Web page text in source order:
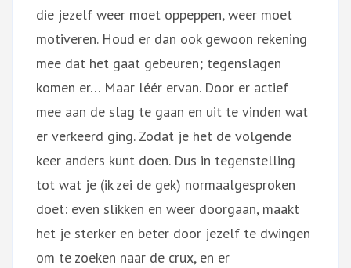
die jezelf weer moet oppeppen, weer moet
motiveren. Houd er dan ook gewoon rekening
mee dat het gaat gebeuren; tegenslagen
komen er… Maar léér ervan. Door er actief
mee aan de slag te gaan en uit te vinden wat
er verkeerd ging. Zodat je het de volgende
keer anders kunt doen. Dus in tegenstelling
tot wat je (ik zei de gek) normaalgesproken
doet: even slikken en weer doorgaan, maakt
het je sterker en beter door jezelf te dwingen
om te zoeken naar de crux, en er